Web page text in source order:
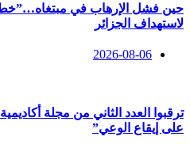
حين فشل الإرهاب في
لاستهداف الجزائر
2026-08-06
ترقبوا العدد الثاني من مجلة
على إيقاع الوعي”